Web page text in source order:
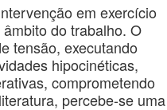
em exercício
do trabalho. O
tensão, executando
hipocinéticas,
comprometendo
percebe-se uma